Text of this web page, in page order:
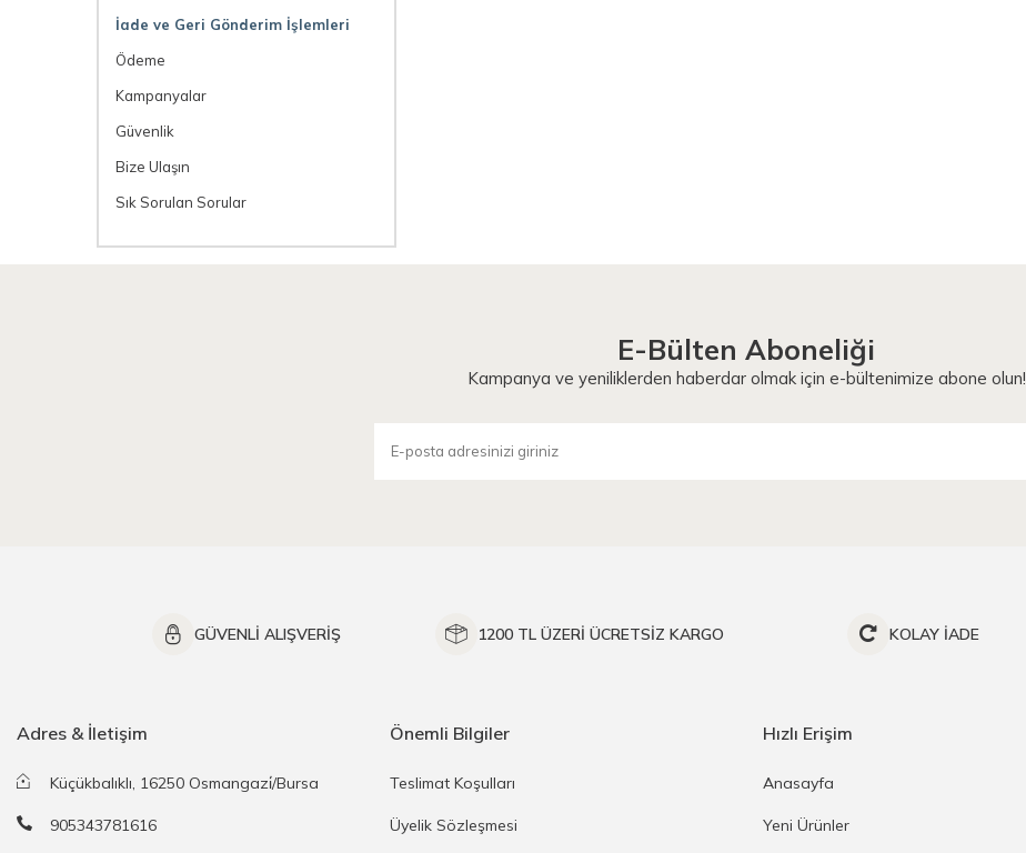
İade ve Geri Gönderim İşlemleri
Ödeme
Kampanyalar
Güvenlik
Bize Ulaşın
Sık Sorulan Sorular
E-Bülten Aboneliği
Kampanya ve yeniliklerden haberdar olmak için e-bültenimize abone olun!
GÜVENLİ ALIŞVERİŞ 1200 TL ÜZERİ ÜCRETSİZ KARGO KOLAY İADE
Adres & İletişim
Küçükbalıklı, 16250 Osmangazi̇/Bursa
905343781616
Önemli Bilgiler
Teslimat Koşulları
Üyelik Sözleşmesi
Hızlı Erişim
Anasayfa
Yeni Ürünler